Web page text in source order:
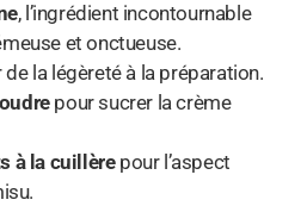
, l’ingrédient incontournable
et onctueuse.
la légèreté à la préparation.
pour sucrer la crème
à la cuillèrepour l’aspect